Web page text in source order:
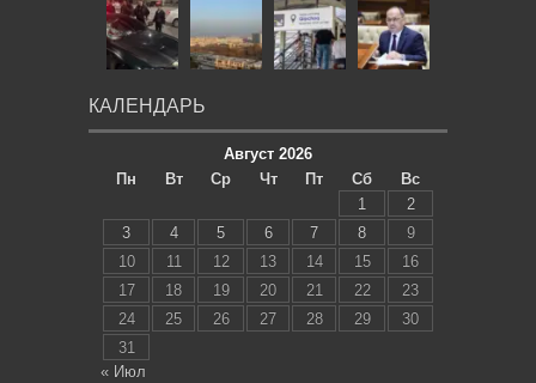
КАЛЕНДАРЬ
Август 2026
Пн
Вт Ср Чт Пт Сб
Вс
1
2
3
4 5 6 7 8
9
10
11 12 13 14 15
16
17
18 19 20 21 22
23
24
25 26 27 28 29
30
31
« Июл